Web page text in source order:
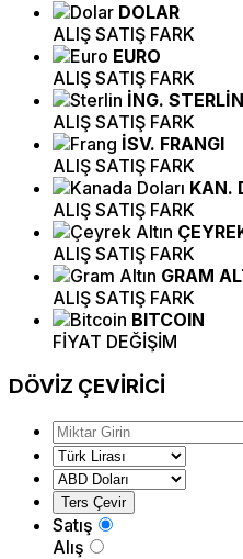
DOLAR
ALIŞ SATIŞ FARK
EURO
ALIŞ SATIŞ FARK
İNG.
ALIŞ SATIŞ FARK
İSV. FRANGI
ALIŞ SATIŞ FARK
KAN.
ALIŞ SATIŞ FARK
ALIŞ SATIŞ FARK
GRAM
ALIŞ SATIŞ FARK
BITCOIN
FİYAT DEĞİŞİM
DÖVİZ ÇEVİRİCİ
Satış
Alış